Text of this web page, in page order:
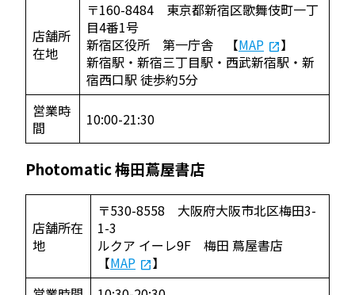
店舗所
在地
〒160-8484 東京都新宿区歌舞伎町一丁
目4番1号
新宿区役所 第一庁舎 【MAP
】
新宿駅・新宿三丁目駅・西武新宿駅・新
宿西口駅 徒歩約5分
営業時
間
10:00-21:30
Photomatic 梅田蔦屋書店
店舗所在
地
〒530-8558 大阪府大阪市北区梅田3-
1-3
ルクア イーレ9F 梅田 蔦屋書店
【MAP
】